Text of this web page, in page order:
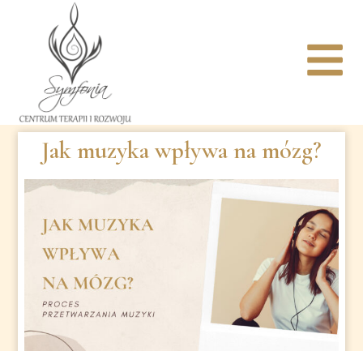
Jak muzyka wpływa na mózg?